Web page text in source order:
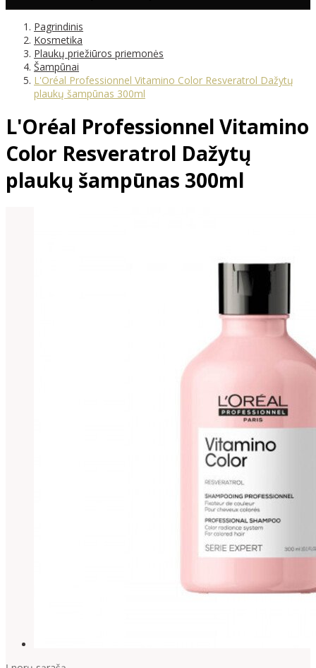
Pagrindinis
Kosmetika
Plaukų priežiūros priemonės
Šampūnai
L'Oréal Professionnel Vitamino Color Resveratrol Dažytų
plaukų šampūnas 300ml
L'Oréal Professionnel Vitamino
Color Resveratrol Dažytų
plaukų šampūnas 300ml